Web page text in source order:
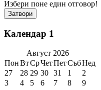
Избери поне един отговор!
Затвори
Календар 1
Август 2026
ПонВтСрЧетПетСъбНед
27
28 29 30 31 1
2
3
4 5 6 7 8
9